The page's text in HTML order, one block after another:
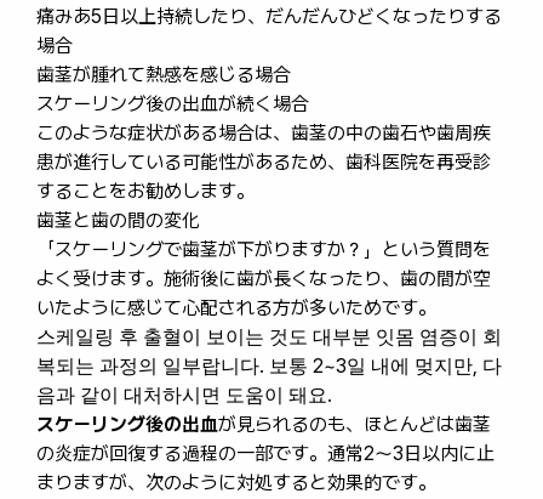
痛みあ5日以上持続したり、だんだんひどくなったりする
場合
歯茎が腫れて熱感を感じる場合
スケーリング後の出血が続く場合
このような症状がある場合は、歯茎の中の歯石や歯周疾
患が進行している可能性があるため、歯科医院を再受診
することをお勧めします。
歯茎と歯の間の変化
「スケーリングで歯茎が下がりますか？」という質問を
よく受けます。施術後に歯が長くなったり、歯の間が空
いたように感じて心配される方が多いためです。
스케일링 후 출혈이 보이는 것도 대부분 잇몸 염증이 회
복되는 과정의 일부랍니다. 보통 2~3일 내에 멎지만, 다
음과 같이 대처하시면 도움이 돼요.
スケーリング後の出血が見られるのも、ほとんどは歯茎
の炎症が回復する過程の一部です。通常2〜3日以内に止
まりますが、次のように対処すると効果的です。